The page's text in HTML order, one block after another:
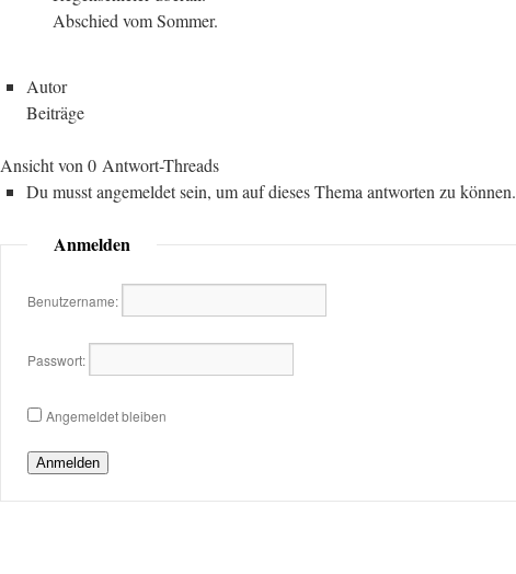
Abschied vom Sommer.
Autor
Beiträge
Ansicht von 0 Antwort-Threads
Du musst angemeldet sein, um auf dieses Thema antworten zu können.
Anmelden
Benutzername:
Passwort:
Angemeldet bleiben
Anmelden